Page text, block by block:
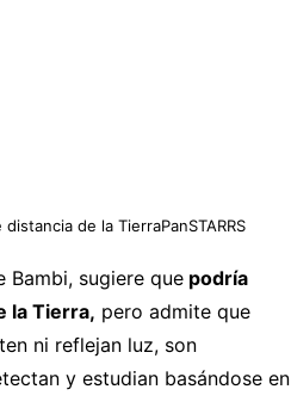
de la TierraPanSTARRS
Bambi, sugiere que podría
la Tierra, pero admite que
ni reflejan luz, son
y estudian basándose en